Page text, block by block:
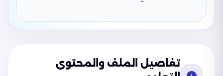
تفاصيل الملف والمحتوى